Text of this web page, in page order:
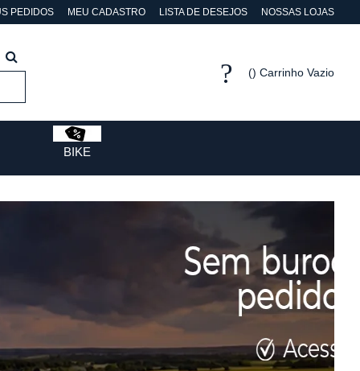
PEDIDOS MEU CADASTRO LISTA DE DESEJOS NOSSAS LOJAS
Carrinho Vazio
BIKE